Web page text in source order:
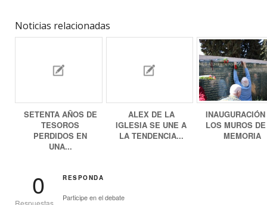
Noticias relacionadas
SETENTA AÑOS DE
TESOROS
PERDIDOS EN
UNA...
ALEX DE LA
IGLESIA SE UNE A
LA TENDENCIA...
LOS MUROS
MEMORIA
0
Respuestas
RESPONDA
Participe en el debate